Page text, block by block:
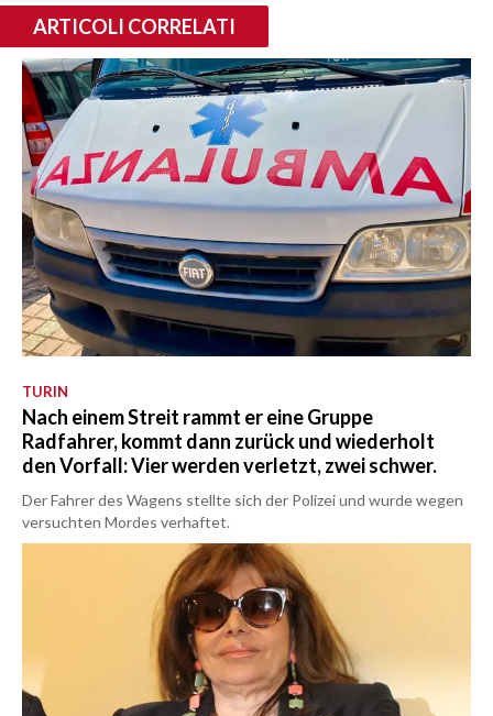
ARTICOLI CORRELATI
TURIN
Nach einem Streit rammt er eine Gruppe
Radfahrer, kommt dann zurück und wiederholt
den Vorfall: Vier werden verletzt, zwei schwer.
Der Fahrer des Wagens stellte sich der Polizei und wurde wegen
versuchten Mordes verhaftet.